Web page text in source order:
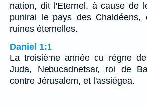
nation, dit l'Eternel, à cause de
punirai le pays des Chaldéens,
ruines éternelles.
Daniel 1:1
La troisième année du règne
Juda, Nebucadnetsar, roi de
contre Jérusalem, et l'assiégea.